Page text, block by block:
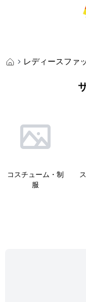
レディースファ
コスチューム・制
服